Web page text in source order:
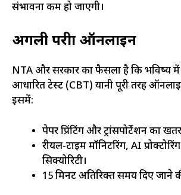
संभावना कम हो जाएगी।
अगली परीक्षा ऑनलाइन
NTA और सरकार का फैसला है कि भविष्य
आधारित टेस्ट (CBT) यानी पूरी तरह
इसमें:
पेपर प्रिंटिंग और ट्रांसपोर्टेशन का
रीयल-टाइम मॉनिटरिंग, AI
सिक्योरिटी।
15 मिनट अतिरिक्त समय दिए जाने